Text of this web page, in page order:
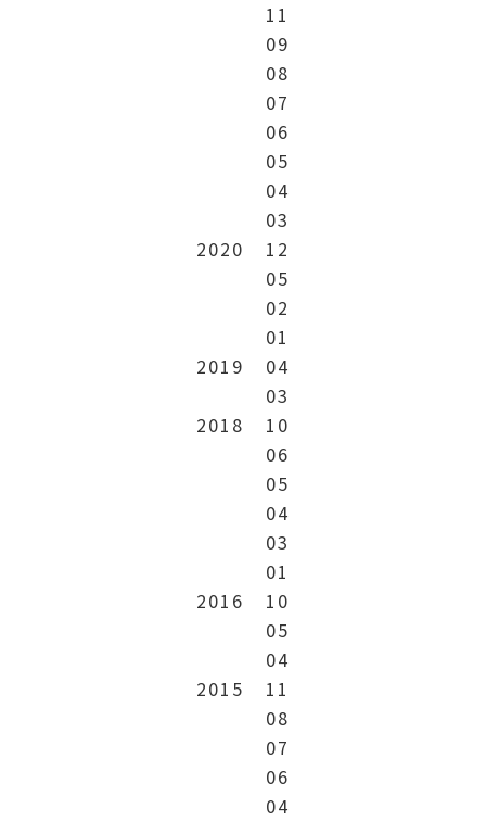
11
09
08
07
06
05
04
03
2020
12
05
02
01
2019
04
03
2018
10
06
05
04
03
01
2016
10
05
04
2015
11
08
07
06
04